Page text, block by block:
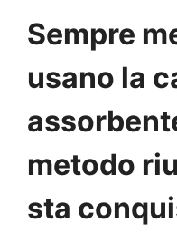
Sempre
usano la
metodo
sta